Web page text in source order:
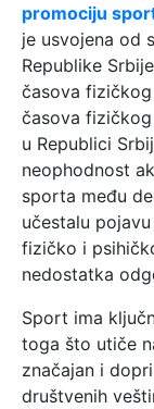
promociju
je usvojena od
Republike
časova
časova
u Republici
neophodnost
sporta među
učestalu
fizičko i
nedostatka
Sport ima
toga što utiče
značajan i
društvenih